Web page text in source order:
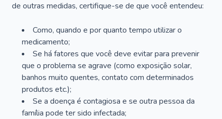
de outras medidas, certifique-se de que você entendeu:
Como, quando e por quanto tempo utilizar o
medicamento;
Se há fatores que você deve evitar para prevenir
que o problema se agrave (como exposição solar,
banhos muito quentes, contato com determinados
produtos etc.);
Se a doença é contagiosa e se outra pessoa da
família pode ter sido infectada;